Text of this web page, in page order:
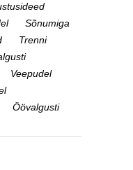
Sõnumiga
Trenni
Veepudel
Öövalgusti